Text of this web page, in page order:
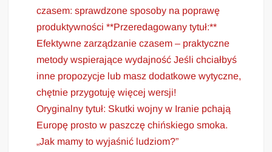
czasem: sprawdzone sposoby na poprawę
produktywności **Przeredagowany tytuł:**
Efektywne zarządzanie czasem – praktyczne
metody wspierające wydajność Jeśli chciałbyś
inne propozycje lub masz dodatkowe wytyczne,
chętnie przygotuję więcej wersji!
Oryginalny tytuł: Skutki wojny w Iranie pchają
Europę prosto w paszczę chińskiego smoka.
„Jak mamy to wyjaśnić ludziom?”